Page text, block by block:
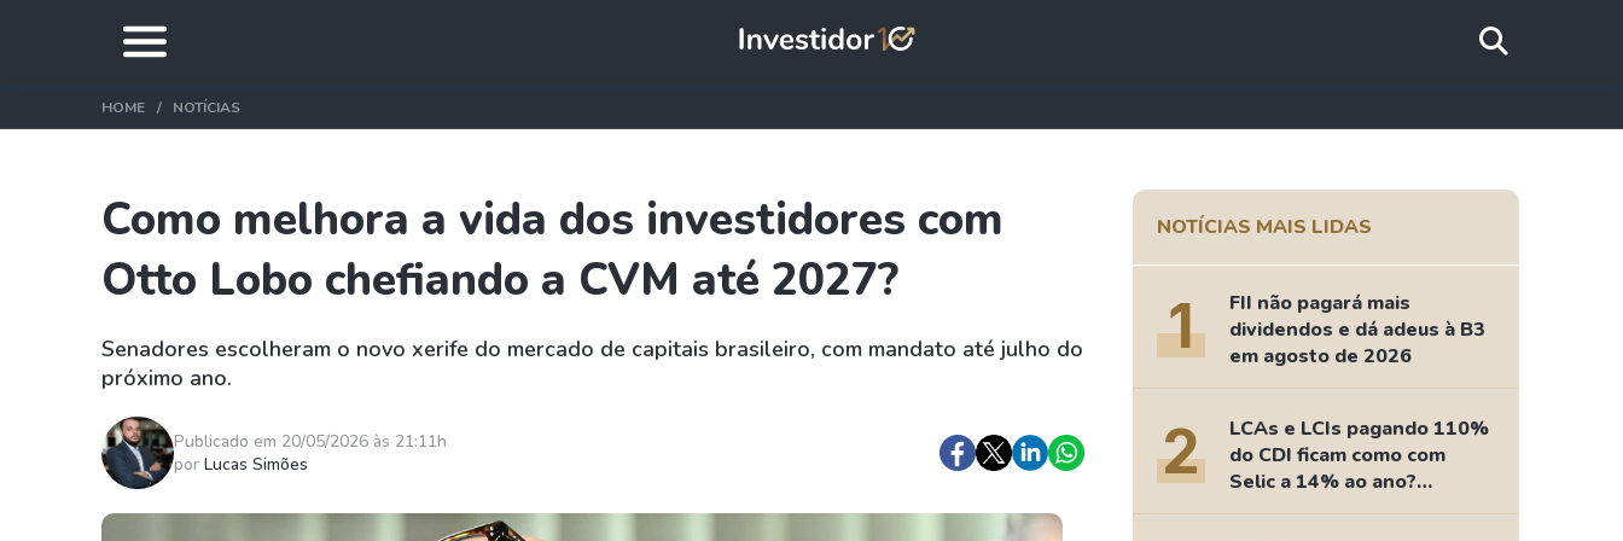
HOME NOTÍCIAS
Como melhora a vida dos investidores com
Otto Lobo chefiando a CVM até 2027?
Senadores escolheram o novo xerife do mercado de capitais brasileiro, com mandato até julho do
próximo ano.
Publicado em 20/05/2026 às 21:11h
por Lucas Simões
NOTÍCIAS MAIS LIDAS
1
FII não pagará mais
dividendos e dá adeus à B3
em agosto de 2026
2
LCAs e LCIs pagando 110%
do CDI ficam como com
Selic a 14% ao ano?
Fizemos as contas